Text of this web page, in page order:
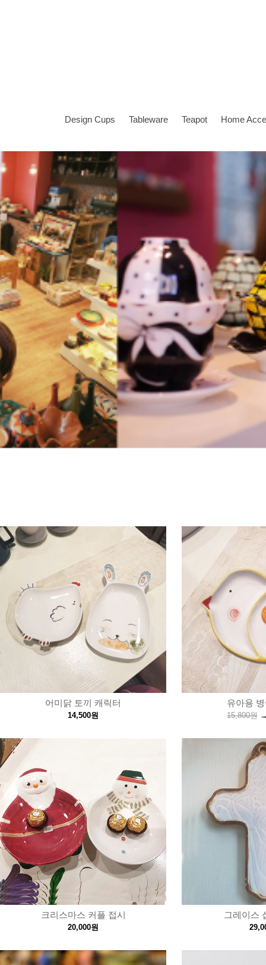
Design Cups Tableware Teapot Home
어미닭 토끼 캐릭터
14,500원
유아용
15,800원
크리스마스 커플 접시
20,000원
그레이스